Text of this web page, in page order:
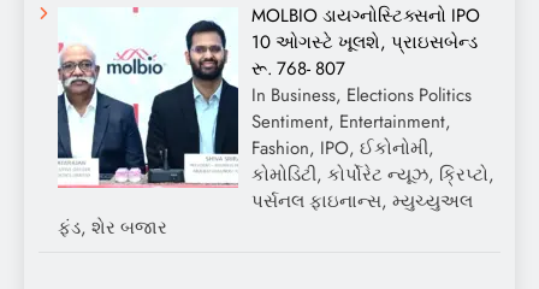
MOLBIO ડાયગ્નોસ્ટિક્સનો IPO
10 ઓગસ્ટે ખૂલશે, પ્રાઇસબેન્ડ
રૂ. 768- 807
In Business, Elections Politics
Sentiment, Entertainment,
Fashion, IPO, ઈકોનોમી,
કોમોડિટી, કોર્પોરેટ ન્યૂઝ, ક્રિપ્ટો,
પર્સનલ ફાઇનાન્સ, મ્યુચ્યુઅલ
ફંડ, શેર બજાર